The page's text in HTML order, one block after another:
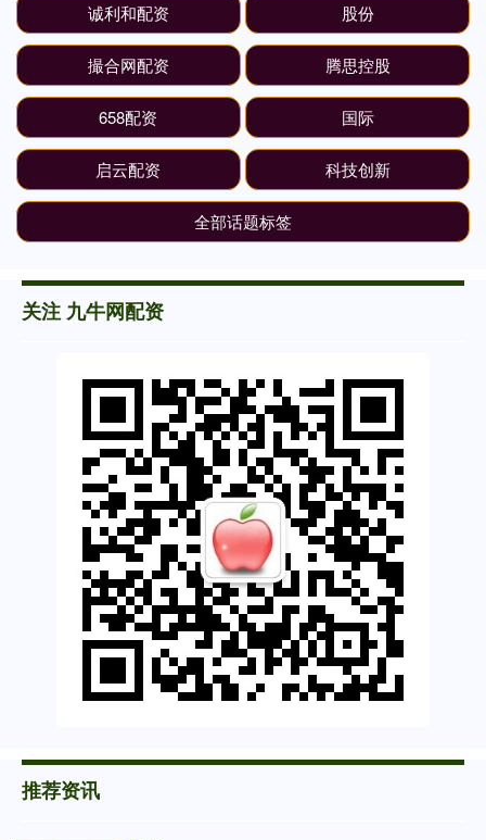
诚利和配资 股份
撮合网配资 腾思控股
658配资 国际
启云配资 科技创新
全部话题标签
关注 九牛网配资
推荐资讯